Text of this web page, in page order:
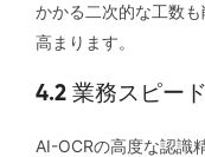
かかる二次的な工数
高まります。
4.2 業務スピー
AI-OCRの高度な認識